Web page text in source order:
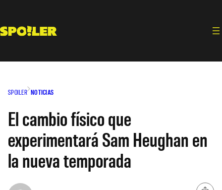
contenido
SPOILER NOTICIAS
El cambio físico que
experimentará Sam Heughan en
la nueva temporada